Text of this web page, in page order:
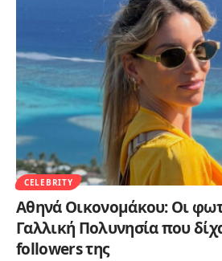
CELEBRITY
Αθηνά Οικονομάκου: Οι
Γαλλική Πολυνησία που
followers της